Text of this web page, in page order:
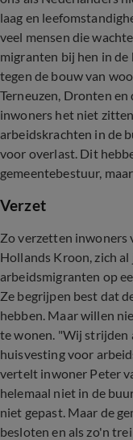
laag en
veel mensen die
migranten bij hen in
tegen de bouw van
Terneuzen, Dronten
inwoners het niet
arbeidskrachten in de
voor overlast. Dit
gemeentebestuur,
Verzet
Zo verzetten inwoners
Hollands Kroon, zich
arbeidsmigranten op
Ze begrijpen best dat
hebben. Maar willen
te wonen. "Wij strijden
huisvesting voor
vertelt inwoner Peter
helemaal niet in de
niet gepast. Maar de
besloten en als zo'n